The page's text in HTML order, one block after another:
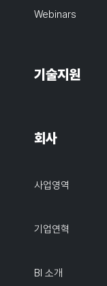
Webinars
기술지원
회사
사업영역
기업연혁
BI 소개